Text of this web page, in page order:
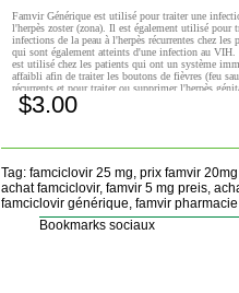
Famvir Générique est utilisé pour traiter une
l'herpès zoster (zona). Il est également utilisé pour
infections de la peau à l'herpès récurrentes chez les
qui sont également atteints d'une infection au
est utilisé chez les patients qui ont un système
affaibli afin de traiter les boutons de fièvres (feu
récurrents et pour traiter ou supprimer l'herpès
récurrent.
$3.00
Tag: famciclovir 25 mg, prix famvir
achat famciclovir, famvir 5 mg preis,
famciclovir générique, famvir
Bookmarks sociaux